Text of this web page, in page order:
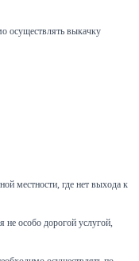
осуществлять выкачку
местности, где нет выхода к
не особо дорогой услугой,